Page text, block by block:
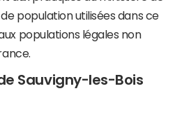
population utilisées dans ce
populations légales non
Sauvigny-les-Bois